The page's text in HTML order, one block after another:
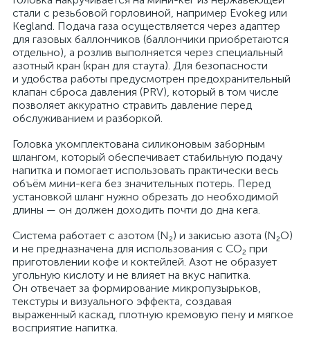
стали с резьбовой горловиной, например Evokeg или
Kegland. Подача газа осуществляется через адаптер
для газовых баллончиков (баллончики приобретаются
отдельно), а розлив выполняется через специальный
азотный кран (кран для стаута). Для безопасности
и удобства работы предусмотрен предохранительный
клапан сброса давления (PRV), который в том числе
позволяет аккуратно стравить давление перед
обслуживанием и разборкой.
Головка укомплектована силиконовым заборным
шлангом, который обеспечивает стабильную подачу
напитка и помогает использовать практически весь
объём мини-кега без значительных потерь. Перед
установкой шланг нужно обрезать до необходимой
длины — он должен доходить почти до дна кега.
Система работает с азотом (N₂) и закисью азота (N₂O)
и не предназначена для использования с CO₂ при
приготовлении кофе и коктейлей. Азот не образует
угольную кислоту и не влияет на вкус напитка.
Он отвечает за формирование микропузырьков,
текстуры и визуального эффекта, создавая
выраженный каскад, плотную кремовую пену и мягкое
восприятие напитка.